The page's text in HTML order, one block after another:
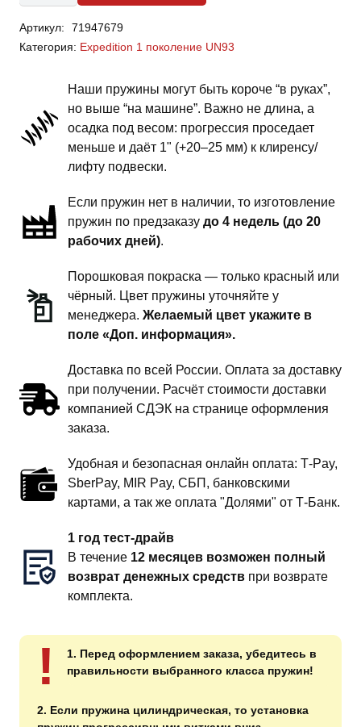
UN93
1
пружины
задней
подвески
дюйма
комфорт
Артикул:
71947679
Категория: Expedition 1 поколение UN93
Наши пружины могут быть короче “в руках”,
но выше “на машине”. Важно не длина, а
осадка под весом: прогрессия проседает
меньше и даёт 1" (+20–25 мм) к клиренсу/
лифту подвески.
Если пружин нет в наличии, то изготовление
пружин по предзаказу до 4 недель (до 20
рабочих дней).
Порошковая покраска — только красный или
чёрный. Цвет пружины уточняйте у
менеджера. Желаемый цвет укажите в
поле «Доп. информация».
Доставка по всей России. Оплата за доставку
при получении. Расчёт стоимости доставки
компанией СДЭК на странице оформления
заказа.
Удобная и безопасная онлайн оплата: T‑Pay,
SberPay, MIR Pay, СБП, банковскими
картами, а так же оплата "Долями" от Т-Банк.
1 год тест-драйв
В течение 12 месяцев возможен полный
возврат денежных средств при возврате
комплекта.
!
1. Перед оформлением заказа, убедитесь в
правильности выбранного класса пружин!
2. Если пружина цилиндрическая, то установка